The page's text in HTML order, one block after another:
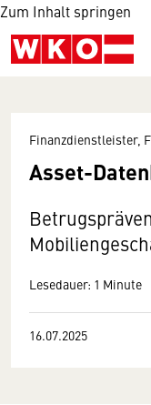
Zum Inhalt springen
Finanzdienstleister,
Asset-
Lesedauer: 1 Minute
16.07.2025